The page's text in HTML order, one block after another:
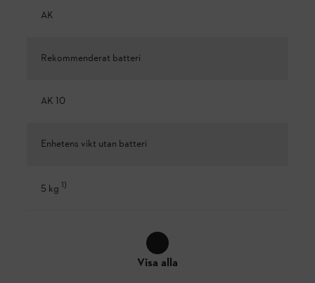
AK
Rekommenderat batteri
AK 10
Enhetens vikt utan batteri
5 kg 1)
Visa alla